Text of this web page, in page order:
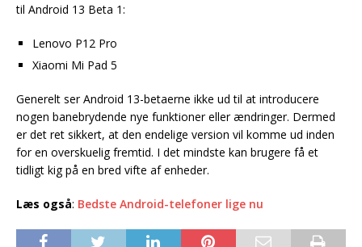
til Android 13 Beta 1:
Lenovo P12 Pro
Xiaomi Mi Pad 5
Generelt ser Android 13-betaerne ikke ud til at introducere
nogen banebrydende nye funktioner eller ændringer. Dermed
er det ret sikkert, at den endelige version vil komme ud inden
for en overskuelig fremtid. I det mindste kan brugere få et
tidligt kig på en bred vifte af enheder.
Læs også: Bedste Android-telefoner lige nu